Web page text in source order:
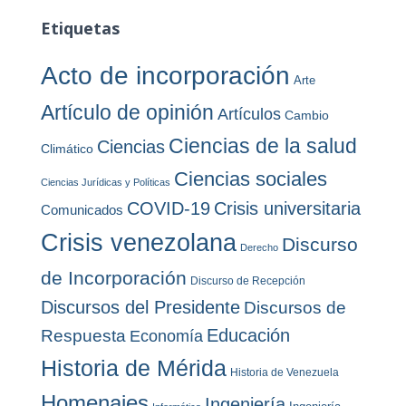
s
h
o
s
Etiquetas
Acto de incorporación Arte
Artículo de opinión Artículos Cambio
Climático Ciencias Ciencias de la salud
Ciencias Jurídicas y Políticas Ciencias sociales
Comunicados COVID-19 Crisis universitaria
Crisis venezolana Derecho Discurso
de Incorporación Discurso de Recepción
Discursos del Presidente Discursos de
Respuesta Economía Educación
Historia de Mérida Historia de Venezuela